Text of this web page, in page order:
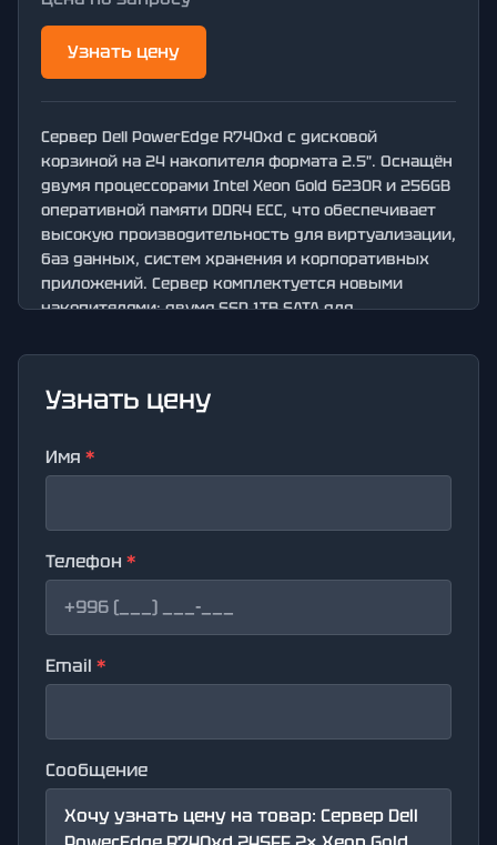
Узнать цену
Сервер Dell PowerEdge R740xd с дисковой
корзиной на 24 накопителя формата 2.5″. Оснащён
двумя процессорами Intel Xeon Gold 6230R и 256GB
оперативной памяти DDR4 ECC, что обеспечивает
высокую производительность для виртуализации,
баз данных, систем хранения и корпоративных
приложений. Сервер комплектуется новыми
накопителями: двумя SSD 1TB SATA для
2.4TB для хранения данных. RAID-контроллер Dell
гибкую настройку дисковых массивов.
Узнать цену
Имя *
Телефон *
Email *
Сообщение